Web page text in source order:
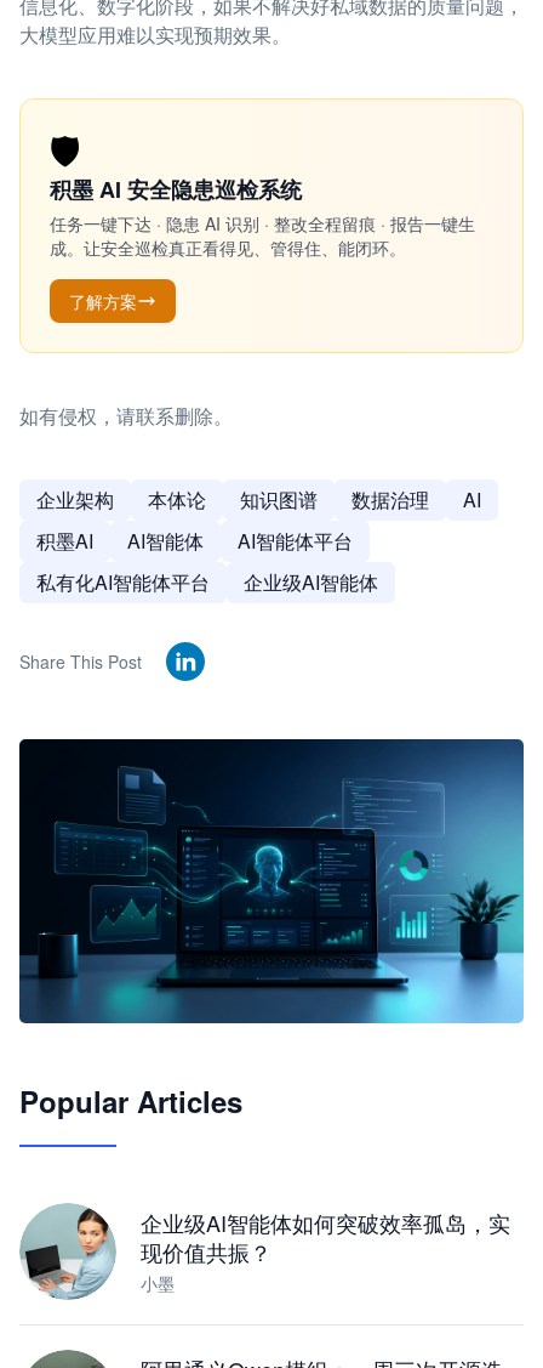
大模型应用难以实现预期效果。
🛡️
积墨 AI 安全隐患巡检系统
任务一键下达 · 隐患 AI 识别 · 整改全程留痕 · 报告一键生
成。让安全巡检真正看得见、管得住、能闭环。
了解方案
如有侵权，请联系删除。
企业架构 本体论 知识图谱 数据治理
AI
积墨AI
AI智能体
AI智能体平台
私有化AI智能体平台
企业级AI智能体
Share This Post
JimoClaw 桌面 AI Agent 工作台
Popular Articles
企业级AI智能体如何突破效率孤岛，实
现价值共振？
小墨